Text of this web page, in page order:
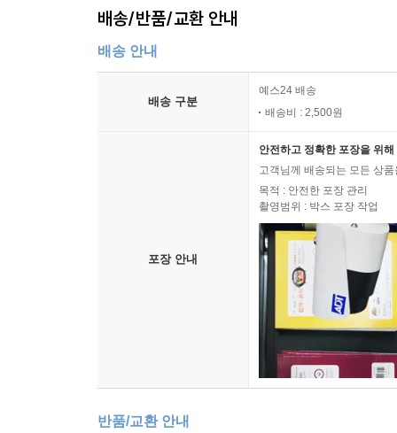
배송/반품/교환 안내
배송 안내
배송 구분
예스24 배송
배송비 : 2,500원
포장 안내
안전하고 정확한 포장을 위
고객님께 배송되는 모든 상
목적 : 안전한 포장 관리
촬영범위 : 박스 포장 작업
반품/교환 안내